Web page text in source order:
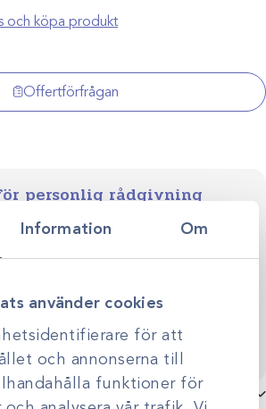
Information Om
använder cookies
för att
och annonserna till
funktioner för
och köpa produkt
Offertförfrågan
personlig rådgivning
rådgivning hjälper vi dig
lösningar anpassade efter just er